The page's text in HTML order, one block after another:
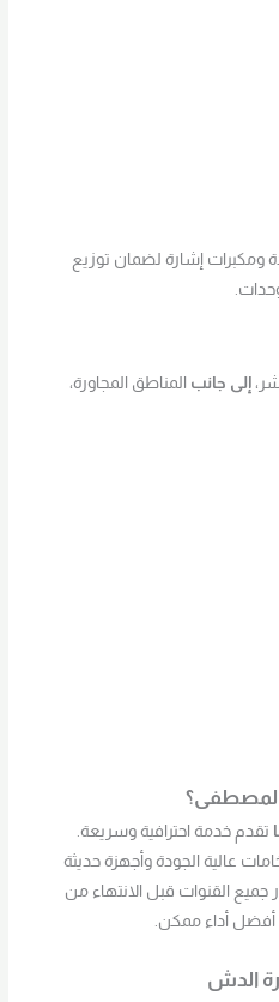
ومكبرات إشارة لضمان توزيع
إلى جانب المناطق المجاورة،
المصطفى؟
تقدم خدمة احترافية وسريعة.
عالية الجودة وأجهزة حديثة
جميع القنوات قبل الانتهاء من
أداء ممكن.
الدش